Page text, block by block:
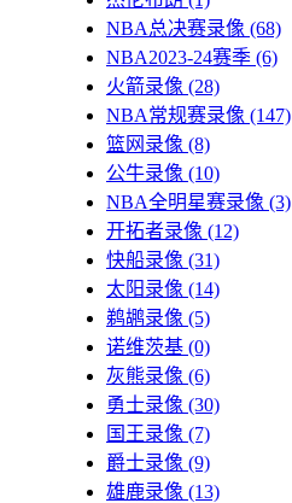
NBA总决赛录像 (68)
NBA2023-24赛季 (6)
火箭录像 (28)
NBA常规赛录像 (147)
篮网录像 (8)
公牛录像 (10)
NBA全明星赛录像 (3)
开拓者录像 (12)
快船录像 (31)
太阳录像 (14)
鹈鹕录像 (5)
诺维茨基 (0)
灰熊录像 (6)
勇士录像 (30)
国王录像 (7)
爵士录像 (9)
雄鹿录像 (13)